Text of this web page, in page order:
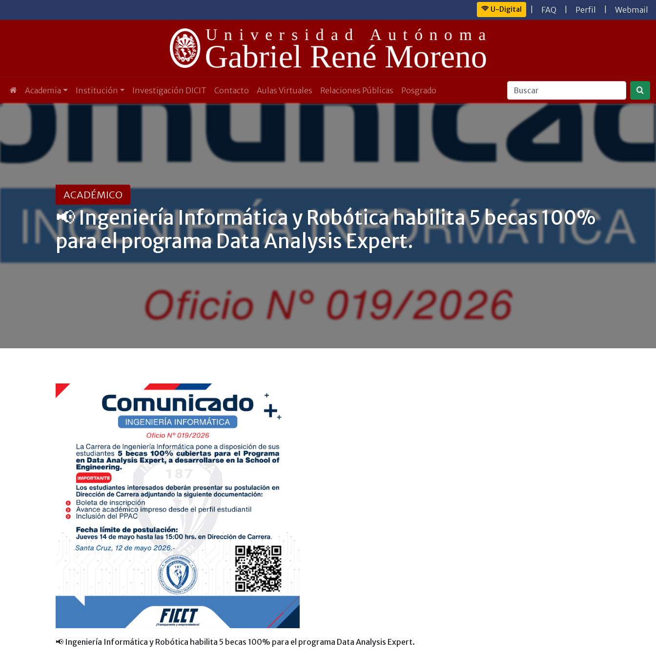
U-Digital FAQ Perfil Webmail
Academia Institución Investigación DICIT Contacto Aulas Virtuales Relaciones Públicas Posgrado
ACADÉMICO
📢 Ingeniería Informática y Robótica habilita 5 becas 100%
para el programa Data Analysis Expert.
📢 Ingeniería Informática y Robótica habilita 5 becas 100% para el programa Data Analysis Expert.